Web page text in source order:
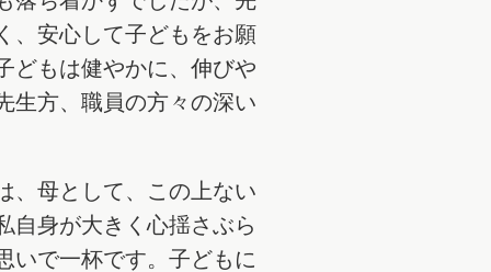
、安心して子どもをお願
どもは健やかに、伸びや
生方、職員の方々の深い
、母として、この上ない
自身が大きく心揺さぶら
いで一杯です。子どもに